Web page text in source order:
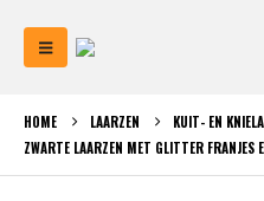
HOME LAARZEN
KUIT- EN
ZWARTE LAARZEN MET GLITTER FRANJES